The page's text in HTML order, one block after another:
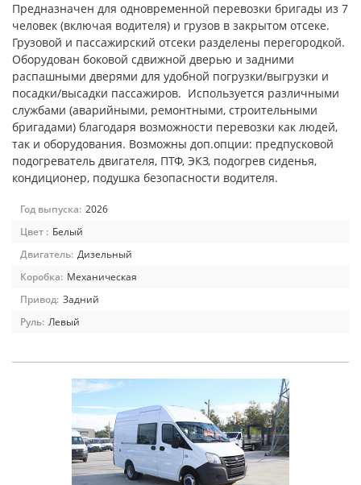
Предназначен для одновременной перевозки бригады из 7
человек (включая водителя) и грузов в закрытом отсеке.
Грузовой и пассажирский отсеки разделены перегородкой.
Оборудован боковой сдвижной дверью и задними
распашными дверями для удобной погрузки/выгрузки и
посадки/высадки пассажиров. Используется различными
службами (аварийными, ремонтными, строительными
бригадами) благодаря возможности перевозки как людей,
так и оборудования. Возможны доп.опции: предпусковой
подогреватель двигателя, ПТФ, ЭКЗ, подогрев сиденья,
кондиционер, подушка безопасности водителя.
Год выпуска: 2026
Цвет : Белый
Двигатель: Дизельный
Коробка: Механическая
Привод: Задний
Руль: Левый